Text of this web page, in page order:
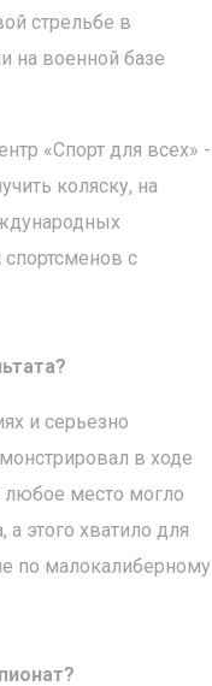
стрельбе в
на военной базе
«Спорт для всех» -
коляску, на
с
и серьезно
в ходе
любое место могло
этого хватило для
по малокалиберному